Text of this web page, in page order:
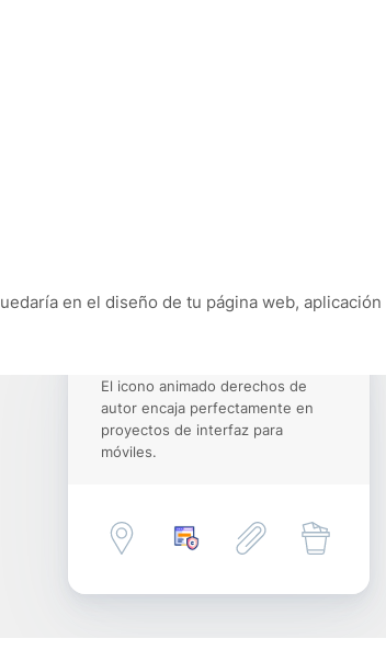
en el diseño de tu página web,
El icono animado derechos de
autor encaja perfectamente en
proyectos de interfaz para
móviles.